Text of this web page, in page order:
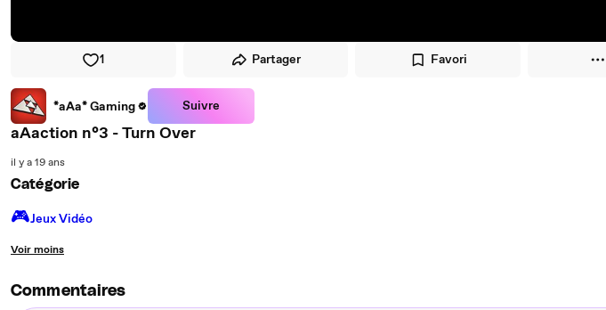
1 Partager Favori
*aAa* Gaming Suivre
aAaction n°3 - Turn Over
il y a 19 ans
Catégorie
🎮️Jeux Vidéo
Voir moins
Commentaires